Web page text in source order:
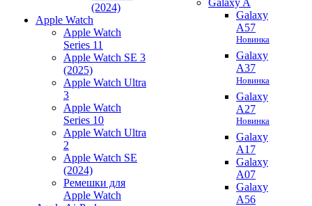
(2024)
Apple Watch
Apple Watch
Series 11
Apple Watch SE 3
(2025)
Apple Watch Ultra
3
Apple Watch
Series 10
Apple Watch Ultra
2
Apple Watch SE
(2024)
Ремешки для
Apple Watch
Galaxy A
Galaxy
A57
Новинка
Galaxy
A37
Новинка
Galaxy
A27
Новинка
Galaxy
A17
Galaxy
A07
Galaxy
A56